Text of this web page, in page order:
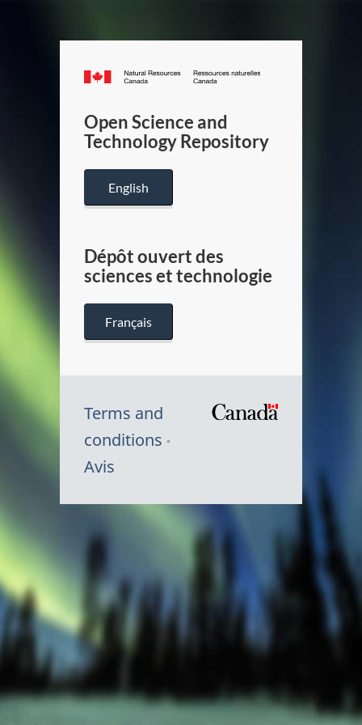
Canada.ca
/
Canada
Open Science and
Technology Repository
English
Dépôt ouvert des
sciences et technologie
Français
Terms and
conditions
Avis
Canada